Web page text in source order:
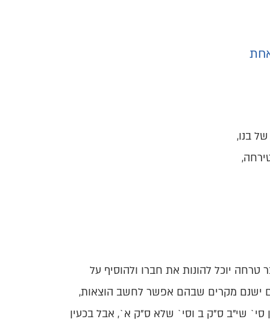
בנו,
יוכל להונות את חברו ולהוסיף על
ישנם מקרים שבהם אפשר לחשב הוצאות,
סי` שי"ב ס"ק ב וסי` שלא ס"ק א`, אבל בכעין